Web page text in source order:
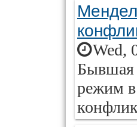
Wed,
Бывшая
режим в